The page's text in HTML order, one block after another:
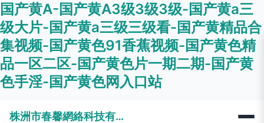
国产黄A-国产黄A3级3级3级-国产黄a三
级大片-国产黄a三级三级看-国产黄精品合
集视频-国产黄色91香蕉视频-国产黄色精
品一区二区-国产黄色片一期二期-国产黄
色手淫-国产黄色网入口站
株洲市春馨網絡科技有限公司